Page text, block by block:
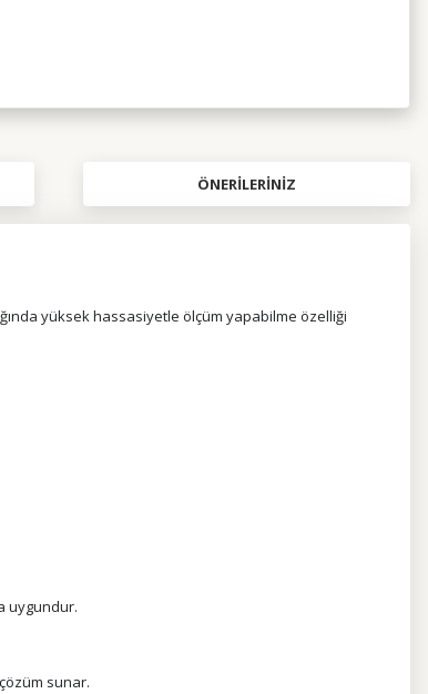
ÖNERILERINIZ
yüksek hassasiyetle ölçüm yapabilme özelliği
uygundur.
sunar.